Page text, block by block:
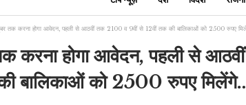
तक करना होगा आवेदन, पहली से आठवीं तक 2100 व 9वीं से 12वीं तक की बालिकाओं को 2500 रुपए
करना होगा आवेदन, पहली से
बालिकाओं को 2500 रुपए